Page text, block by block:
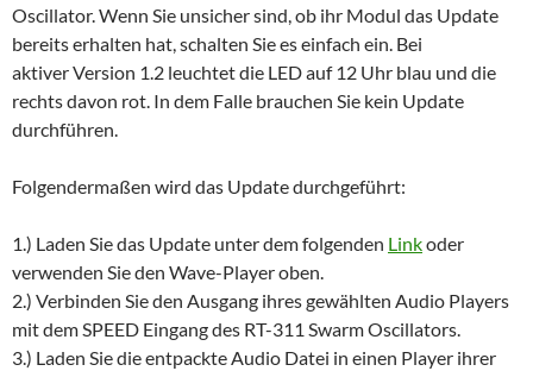
Oscillator. Wenn Sie unsicher sind, ob ihr Modul das Update
bereits erhalten hat, schalten Sie es einfach ein. Bei
aktiver Version 1.2 leuchtet die LED auf 12 Uhr blau und die
rechts davon rot. In dem Falle brauchen Sie kein Update
durchführen.
Folgendermaßen wird das Update durchgeführt:
1.) Laden Sie das Update unter dem folgenden Linkoder
verwenden Sie den Wave-Player oben.
2.) Verbinden Sie den Ausgang ihres gewählten Audio Players
mit dem SPEED Eingang des RT-311 Swarm Oscillators.
3.) Laden Sie die entpackte Audio Datei in einen Player ihrer